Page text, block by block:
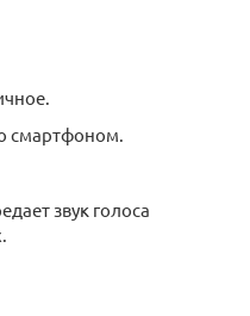
смартфоном.
звук голоса